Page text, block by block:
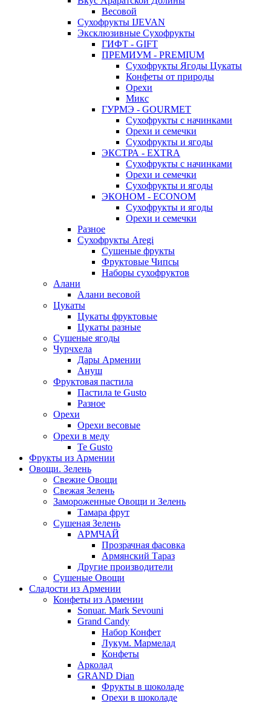
Весовой
Сухофрукты IJEVAN
Эксклюзивные Сухофрукты
ГИФТ - GIFT
ПРЕМИУМ - PREMIUM
Сухофрукты Ягоды Цукаты
Конфеты от природы
Орехи
Микс
ГУРМЭ - GOURMET
Сухофрукты с начинками
Орехи и семечки
Сухофрукты и ягоды
ЭКСТРА - EXTRA
Сухофрукты с начинками
Орехи и семечки
Сухофрукты и ягоды
ЭКОНОМ - ECONOM
Сухофрукты и ягоды
Орехи и семечки
Разное
Сухофрукты Aregi
Сушеные фрукты
Фруктовые Чипсы
Наборы сухофруктов
Алани
Алани весовой
Цукаты
Цукаты фруктовые
Цукаты разные
Сушеные ягоды
Чурчхела
Дары Армении
Ануш
Фруктовая пастила
Пастила te Gusto
Разное
Орехи
Орехи весовые
Орехи в меду
Te Gusto
Фрукты из Армении
Овощи. Зелень
Свежие Овощи
Свежая Зелень
Замороженные Овощи и Зелень
Тамара фрут
Сушеная Зелень
АРМЧАЙ
Прозрачная фасовка
Армянский Тараз
Другие производители
Сушеные Овощи
Сладости из Армении
Конфеты из Армении
Sonuar. Mark Sevouni
Grand Candy
Набор Конфет
Лукум. Мармелад
Конфеты
Арколад
GRAND Dian
Фрукты в шоколаде
Орехи в шоколаде